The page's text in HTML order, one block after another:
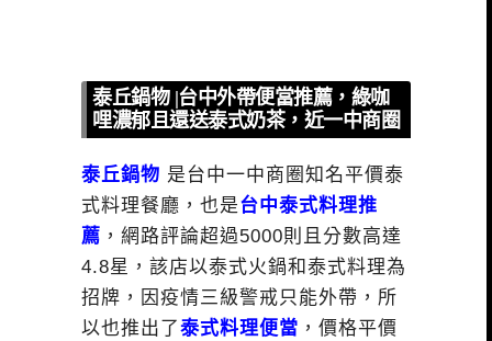
泰丘鍋物 |台中外帶便當推薦，綠咖
哩濃郁且還送泰式奶茶，近一中商圈
泰丘鍋物 是台中一中商圈知名平價泰
式料理餐廳，也是台中泰式料理推
薦 ，網路評論超過5000則且分數高達
4.8星，該店以泰式火鍋和泰式料理為
招牌，因疫情三級警戒只能外帶，所
以也推出了 泰式料理便當 ，價格平價